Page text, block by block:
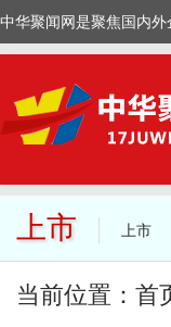
中华聚闻网是聚焦国内
上市 上市
当前位置： 首